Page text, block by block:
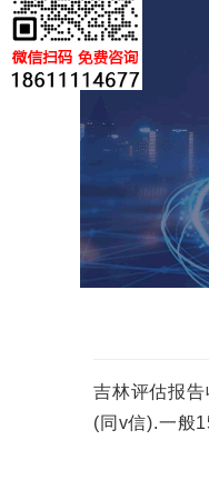
吉林评估报
(同v信).一般